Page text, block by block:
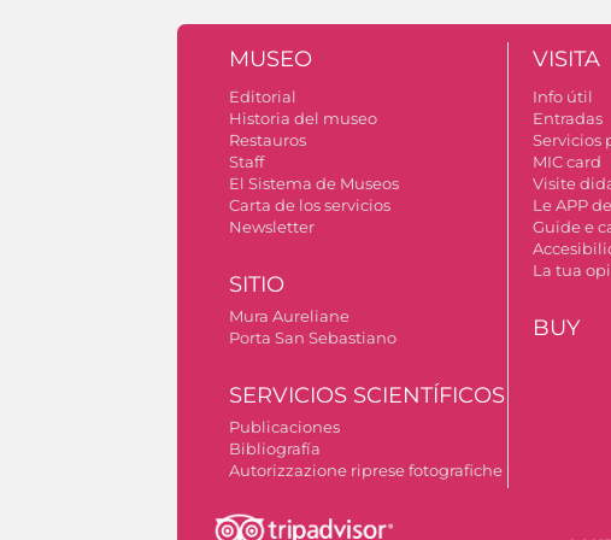
MUSEO
Editorial
Historia del museo
Restauros
Staff
El Sistema de Museos
Carta de los servicios
Newsletter
SITIO
Mura Aureliane
Porta San Sebastiano
SERVICIOS SCIENTÍFICOS
Publicaciones
Bibliografía
Autorizzazione riprese fotografiche
VISITA
Info útil
Entradas
Servicios
MIC card
Visite
Le APP
Guide e
La tua
BUY